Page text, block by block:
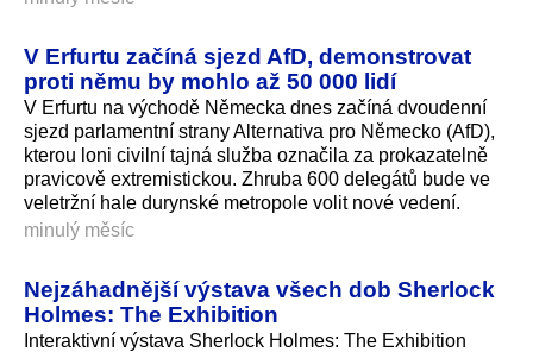
V Erfurtu začíná sjezd AfD, demonstrovat
proti němu by mohlo až 50 000 lidí
V Erfurtu na východě Německa dnes začíná dvoudenní
sjezd parlamentní strany Alternativa pro Německo (AfD),
kterou loni civilní tajná služba označila za prokazatelně
pravicově extremistickou. Zhruba 600 delegátů bude ve
veletržní hale durynské metropole volit nové vedení.
minulý měsíc
Nejzáhadnější výstava všech dob Sherlock
Holmes: The Exhibition
Interaktivní výstava Sherlock Holmes: The Exhibition